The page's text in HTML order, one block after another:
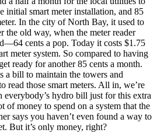
initial smart meter installation, and 85
In the city of North Bay, it used to
the old way, when the meter reader
cents a pop. Today it costs $1.75
meter system. So compared to having
ready for another 85 cents a month.
a bill to maintain the towers and
read those smart meters. All in, we’re
everybody’s hydro bill just for this extra
of money to spend on a system that the
says you haven’t even found a way to
But it’s only money, right?